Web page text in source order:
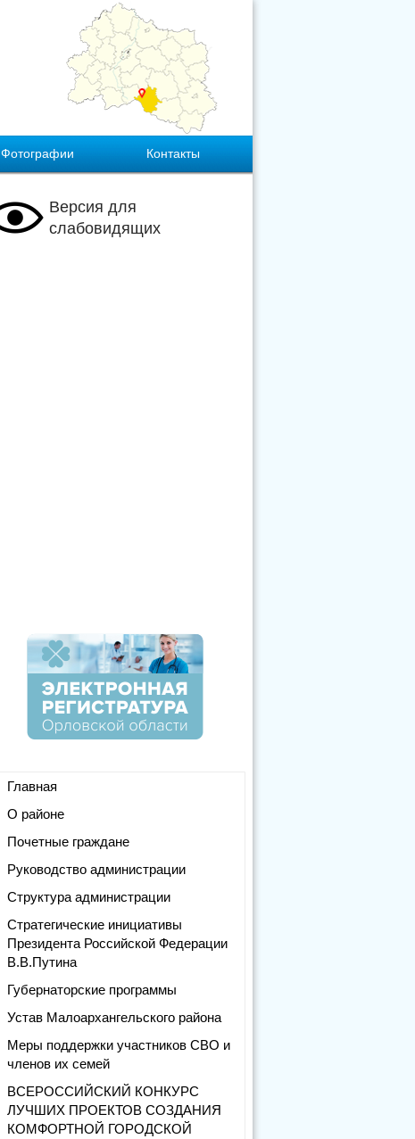
Фотографии Контакты
Версия для
слабовидящих
Главная
О районе
Почетные граждане
Руководство администрации
Структура администрации
Стратегические инициативы
Президента Российской Федерации
В.В.Путина
Губернаторские программы
Устав Малоархангельского района
Меры поддержки участников СВО и
членов их семей
ВСЕРОССИЙСКИЙ КОНКУРС
ЛУЧШИХ ПРОЕКТОВ СОЗДАНИЯ
КОМФОРТНОЙ ГОРОДСКОЙ